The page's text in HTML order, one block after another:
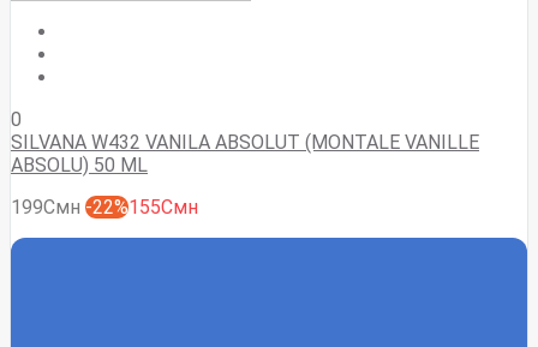
0
SILVANA W432 VANILA ABSOLUT (MONTALE VANILLE
ABSOLU) 50 ML
199Смн -22%155Смн